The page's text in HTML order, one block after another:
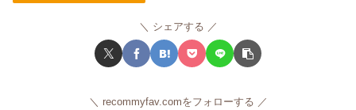
シェアする
recommyfav.comをフォローする